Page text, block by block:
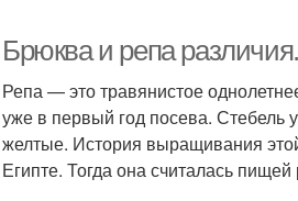
Брюква и репа
Репа — это травянистое
уже в первый год посева. Стебель
желтые. История выращивания
Египте. Тогда она считалась пищей